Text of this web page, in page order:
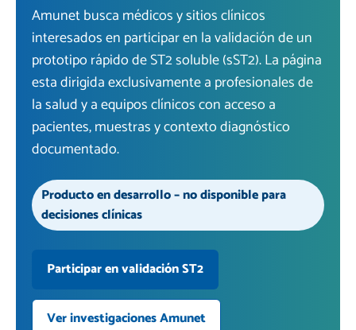
Amunet busca médicos y sitios clínicos
interesados en participar en la validación de un
prototipo rápido de ST2 soluble (sST2). La página
esta dirigida exclusivamente a profesionales de
la salud y a equipos clínicos con acceso a
pacientes, muestras y contexto diagnóstico
documentado.
Producto en desarrollo – no disponible para
decisiones clínicas
Participar en validación ST2
Ver investigaciones Amunet